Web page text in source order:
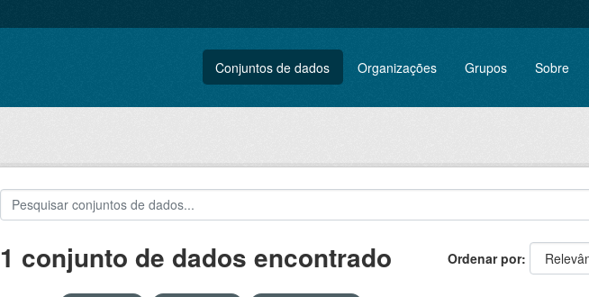
Conjuntos de dados Organizações Grupos Sobre
Ordenar por
1 conjunto de dados encontrado